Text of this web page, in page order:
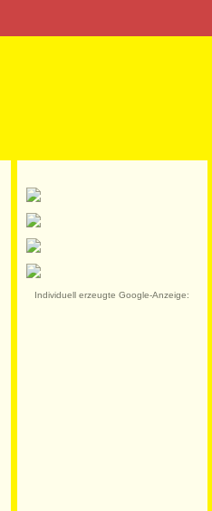
Individuell erzeugte Google-Anzeige: